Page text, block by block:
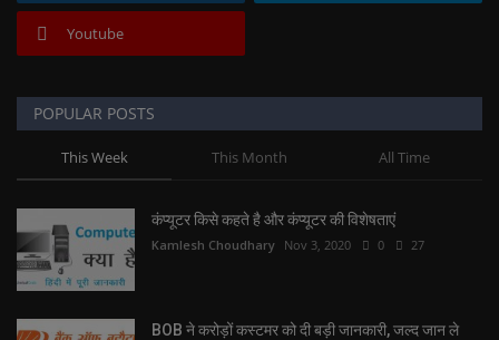
Youtube
POPULAR POSTS
This Week This Month All Time
कंप्यूटर किसे कहते है और कंप्यूटर की विशेषताएं
Kamlesh Choudhary Nov 3, 2020 0 27
BOB ने करोड़ों कस्टमर को दी बड़ी जानकारी, जल्द जान ले